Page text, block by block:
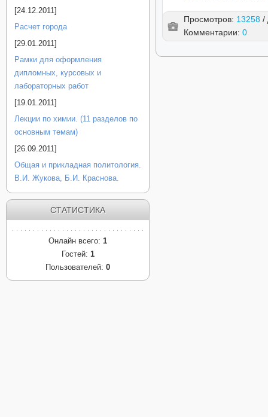
Просмотров: 13258 /
Комментарии: 0
[24.12.2011]
Расчет города
[29.01.2011]
Рамки для оформления
дипломных, курсовых и
лабораторных работ
[19.01.2011]
Лекции по химии. (11 разделов по
основным темам)
[26.09.2011]
Общая и прикладная политология.
В.И. Жукова, Б.И. Краснова.
СТАТИСТИКА
Онлайн всего: 1
Гостей: 1
Пользователей: 0